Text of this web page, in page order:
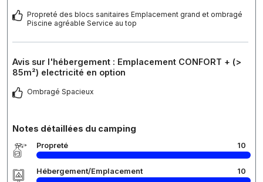
Propreté des blocs sanitaires Emplacement grand et ombragé
Piscine agréable Service au top
Avis sur l'hébergement : Emplacement CONFORT + (>
85m²) electricité en option
Ombragé Spacieux
Notes détaillées du camping
Propreté 10
Hébergement/Emplacement 10